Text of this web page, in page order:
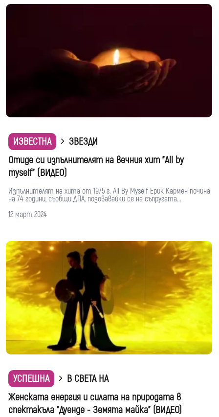
ИЗВЕСТНА
ЗВЕЗДИ
Отиде си изпълнителят на вечния хит "All by
myself" (ВИДЕО)
Изпълнителят на хита от 1975 г. All By Myself Ерик Кармен почина
на 74 години, съобщи ДПА, позовавайки се на съпругата...
12 март 2024
УСПЕШНА
В СВЕТА НА
Женската енергия и силата на природата в
спектакъла "Дуенде - Земята майка" (ВИДЕО)